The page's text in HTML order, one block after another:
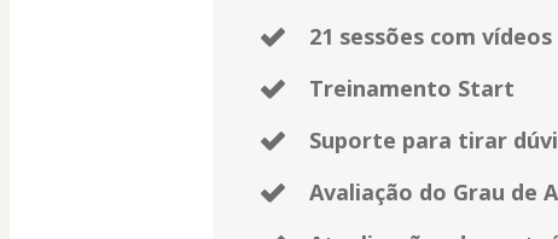
21 sessões com
Treinamento Start
Suporte para tirar
Avaliação do Grau de